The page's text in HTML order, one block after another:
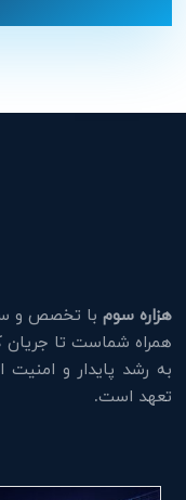
هزاره سوم با تخصص و
همراه شماست تا جریان
به رشد پایدار و
تعهد است.